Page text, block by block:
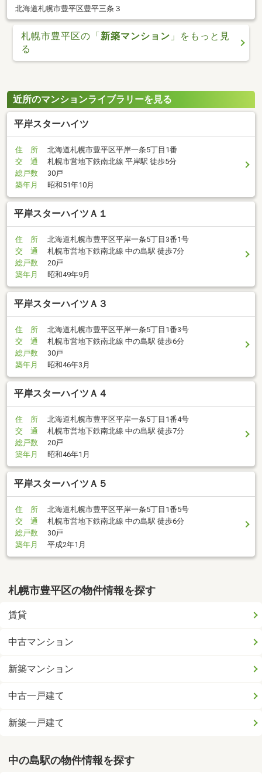
北海道札幌市豊平区豊平三条３
札幌市豊平区の「新築マンション 」をもっと見
る
近所のマンションライブラリーを見る
平岸スターハイツ
住 所
北海道札幌市豊平区平岸一条5丁目1番
交 通
札幌市営地下鉄南北線 平岸駅 徒歩5分
総戸数
30戸
築年月
昭和51年10月
平岸スターハイツＡ１
住 所
北海道札幌市豊平区平岸一条5丁目3番1号
交 通
札幌市営地下鉄南北線 中の島駅 徒歩7分
総戸数
20戸
築年月
昭和49年9月
平岸スターハイツＡ３
住 所
北海道札幌市豊平区平岸一条5丁目1番3号
交 通
札幌市営地下鉄南北線 中の島駅 徒歩6分
総戸数
30戸
築年月
昭和46年3月
平岸スターハイツＡ４
住 所
北海道札幌市豊平区平岸一条5丁目1番4号
交 通
札幌市営地下鉄南北線 中の島駅 徒歩7分
総戸数
20戸
築年月
昭和46年1月
平岸スターハイツＡ５
住 所
北海道札幌市豊平区平岸一条5丁目1番5号
交 通
札幌市営地下鉄南北線 中の島駅 徒歩6分
総戸数
30戸
築年月
平成2年1月
札幌市豊平区の物件情報を探す
賃貸
中古マンション
新築マンション
中古一戸建て
新築一戸建て
中の島駅の物件情報を探す